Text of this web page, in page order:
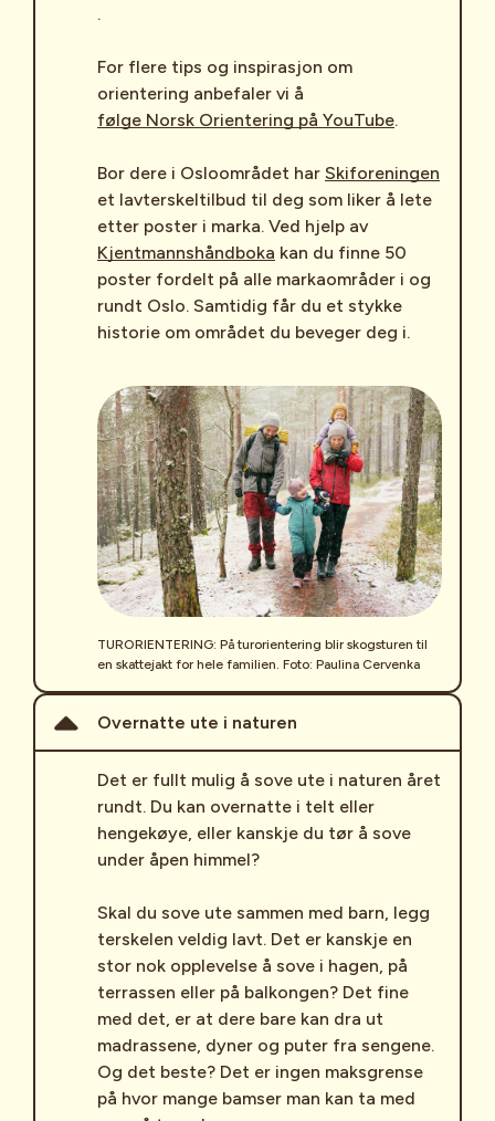
.
For flere tips og inspirasjon om
orientering anbefaler vi å
følge Norsk Orientering på YouTube.
Bor dere i Osloområdet har Skiforeningen
et lavterskeltilbud til deg som liker å lete
etter poster i marka. Ved hjelp av
Kjentmannshåndboka kan du finne 50
poster fordelt på alle markaområder i og
rundt Oslo. Samtidig får du et stykke
historie om området du beveger deg i.
TURORIENTERING: På turorientering blir skogsturen til
en skattejakt for hele familien. Foto: Paulina Cervenka
Overnatte ute i naturen
Det er fullt mulig å sove ute i naturen året
rundt. Du kan overnatte i telt eller
hengekøye, eller kanskje du tør å sove
under åpen himmel?
Skal du sove ute sammen med barn, legg
terskelen veldig lavt. Det er kanskje en
stor nok opplevelse å sove i hagen, på
terrassen eller på balkongen? Det fine
med det, er at dere bare kan dra ut
madrassene, dyner og puter fra sengene.
Og det beste? Det er ingen maksgrense
på hvor mange bamser man kan ta med